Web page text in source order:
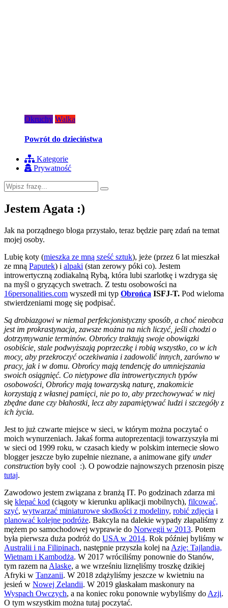
Okruchy Walka
Powrót do dzieciństwa
Kategorie
Prywatność
Jestem Agata :)
Jak na porządnego bloga przystało, teraz będzie parę zdań na temat
mojej osoby.
Lubię koty (mieszka ze mną sześć sztuk), jeże (przez 6 lat mieszkał
ze mną Paputek) i alpaki (stan zerowy póki co). Jestem
introwertyczną zodiakalną Rybą, która lubi szarlotkę i wzdryga się
na myśl o gryzących swetrach. Z testu osobowości na
16personalities.com wyszedł mi typ Obrońca ISFJ-T. Pod wieloma
stwierdzeniami mogę się podpisać.
Są drobiazgowi w niemal perfekcjonistyczny sposób, a choć nieobca
jest im prokrastynacja, zawsze można na nich liczyć, jeśli chodzi o
dotrzymywanie terminów. Obrońcy traktują swoje obowiązki
osobiście, stale podwyższają poprzeczkę i robią wszystko, co w ich
mocy, aby przekroczyć oczekiwania i zadowolić innych, zarówno w
pracy, jak i w domu. Obrońcy mają tendencję do umniejszania
swoich osiągnięć. Co nietypowe dla introwertycznych typów
osobowości, Obrońcy mają towarzyską naturę, znakomicie
korzystają z własnej pamięci, nie po to, aby przechowywać w niej
zbędne dane czy błahostki, lecz aby zapamiętywać ludzi i szczegóły z
ich życia.
Jest to już czwarte miejsce w sieci, w którym można poczytać o
moich wynurzeniach. Jakaś forma autoprezentacji towarzyszyła mi
w sieci od 1999 roku, w czasach kiedy w polskim internecie słowo
blogger jeszcze było zupełnie nieznane, a animowane gify under
construction były cool :). O powodzie najnowszych przenosin piszę
tutaj.
Zawodowo jestem związana z branżą IT. Po godzinach zdarza mi
się klepać kod (ciągoty w kierunku aplikacji mobilnych), filcować,
szyć, wytwarzać miniaturowe słodkości z modeliny, robić zdjęcia i
planować kolejne podróże. Bakcyla na dalekie wypady złapaliśmy z
mężem po samochodowej wyprawie do Norwegii w 2013. Potem
była pierwsza duża podróż do USA w 2014. Rok później byliśmy w
Australii i na Filipinach, następnie przyszła kolej na Azję: Tajlandia,
Wietnam i Kambodża. W 2017 wróciliśmy ponownie do Stanów,
tym razem na Alaskę, a we wrześniu liznęliśmy troszkę dzikiej
Afryki w Tanzanii. W 2018 zdążyliśmy jeszcze w kwietniu na
jesień w Nowej Zelandii. W 2019 głaskałam maskonury na
Wyspach Owczych, a na koniec roku ponownie wybyliśmy do Azji.
O tym wszystkim można tutaj poczytać.